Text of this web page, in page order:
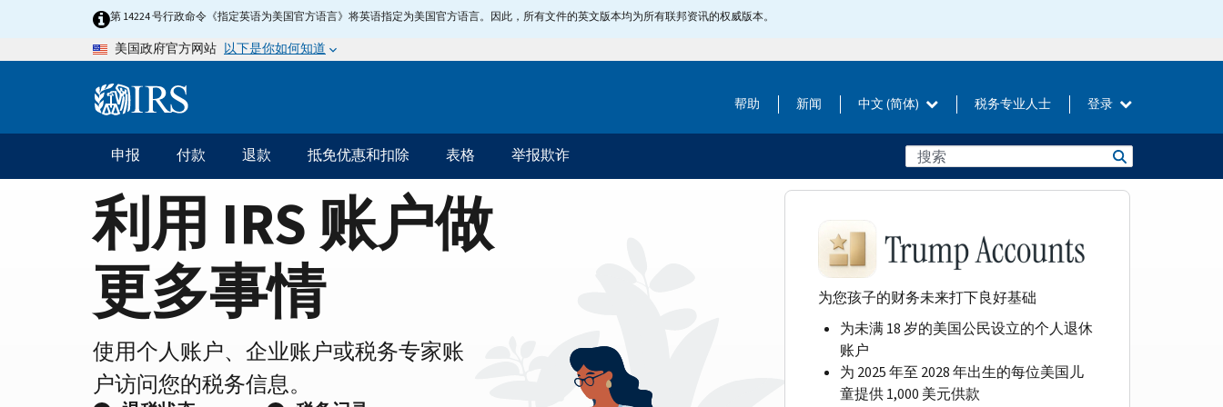
Page
第 14224 号行政命令《指定英语为美国官方语言》将英语指定为美国官方语言。因此，所有文件的英文版本均为所有联邦资讯的权威版本。
美国政府官方网站 以下是你如何知道
Information 帮助 新闻 中文 (简体) 税务专业人士 登录
主
要
导
航
申报 付款 退款 抵免优惠和扣除 表格 举报欺诈
利用 IRS 账户做
更多事情
使用个人账户、企业账户或税务专家账
户访问您的税务信息。
为您孩子的财务未来打下良好基础
为未满 18 岁的美国公民设立的个人退休
账户
为 2025 年至 2028 年出生的每位美国儿
童提供 1,000 美元供款